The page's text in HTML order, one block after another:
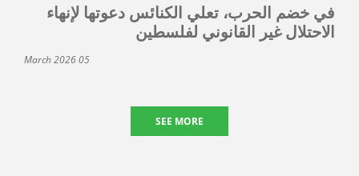
في خضم الحرب، تعلي الكنائس دعوتها لإنهاء
الاحتلال غير القانوني لفلسطين
05 March 2026
SEE MORE